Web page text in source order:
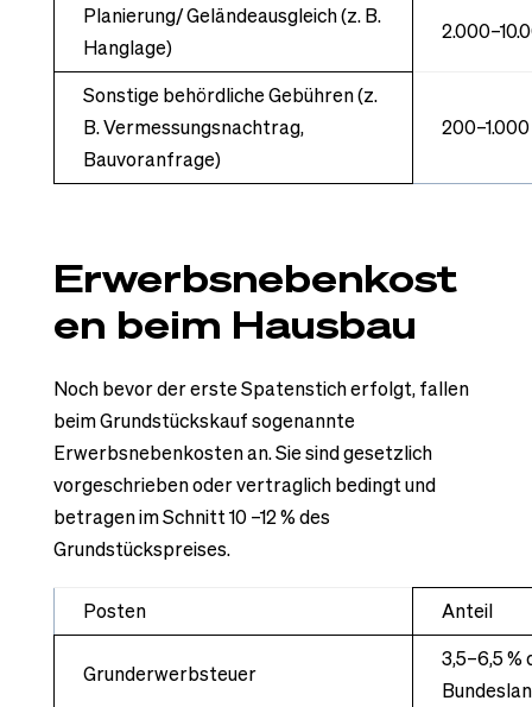
Planierung/ Geländeausgleich (z. B.
Hanglage)
Sonstige behördliche Gebühren (z.
B. Vermessungsnachtrag,
Bauvoranfrage)
Erwerbsnebenkost
en beim Hausbau
Noch bevor der erste Spatenstich erfolgt, fallen
beim Grundstückskauf sogenannte
Erwerbsnebenkosten an. Sie sind gesetzlich
vorgeschrieben oder vertraglich bedingt und
betragen im Schnitt 10 –12 % des
Grundstückspreises.
Posten Anteil
Grunderwerbsteuer
3,5–6,5 %